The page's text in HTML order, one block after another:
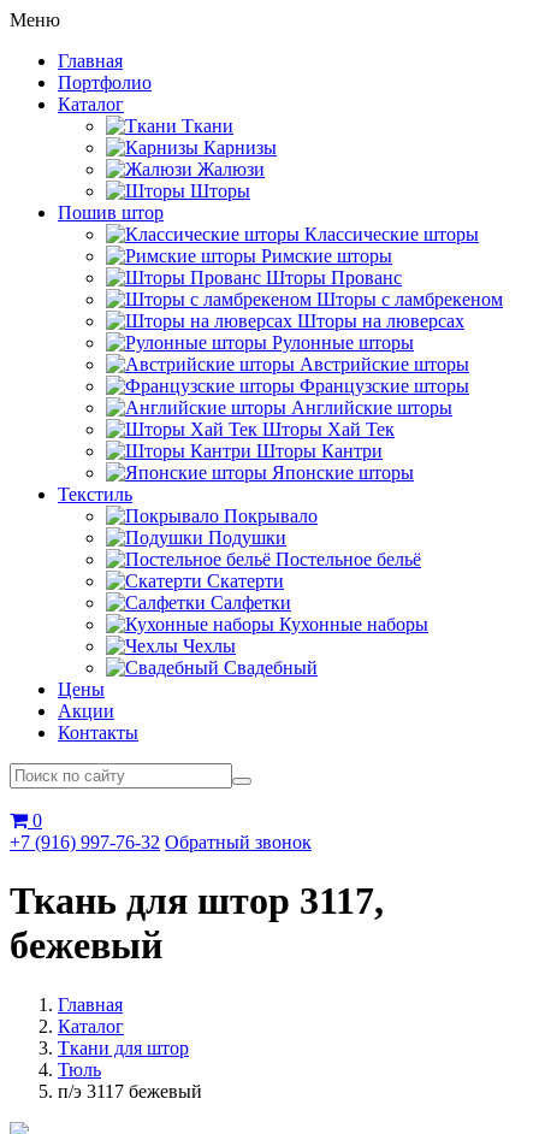
Меню
Главная
Портфолио
Каталог
Ткани
Карнизы
Жалюзи
Шторы
Пошив штор
Классические шторы
Римские шторы
Шторы Прованс
Шторы с ламбрекеном
Шторы на люверсах
Рулонные шторы
Австрийские шторы
Французские шторы
Английские шторы
Шторы Хай Тек
Шторы Кантри
Японские шторы
Текстиль
Покрывало
Подушки
Постельное бельё
Скатерти
Салфетки
Кухонные наборы
Чехлы
Свадебный
Цены
Акции
Контакты
0
+7 (916) 997-76-32 Обратный звонок
Ткань для штор 3117,
бежевый
Главная
Каталог
Ткани для штор
Тюль
п/э 3117 бежевый